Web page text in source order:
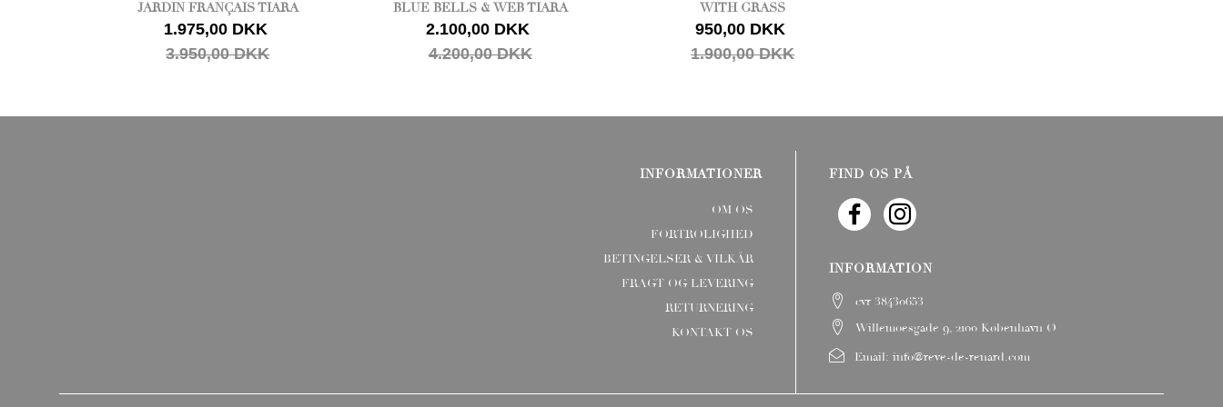
JARDIN FRANÇAIS TIARA
1.975,00 DKK
3.950,00 DKK
BLUE BELLS & WEB TIARA
2.100,00 DKK
4.200,00 DKK
WITH GRASS
950,00 DKK
1.900,00 DKK
INFORMATIONER
OM OS
FORTROLIGHED
BETINGELSER & VILKÅR
FRAGT OG LEVERING
RETURNERING
KONTAKT OS
FIND OS PÅ
INFORMATION
cvr 38430653
Willemoesgade 9, 2100 København Ø
Email:info@reve-de-renard.com